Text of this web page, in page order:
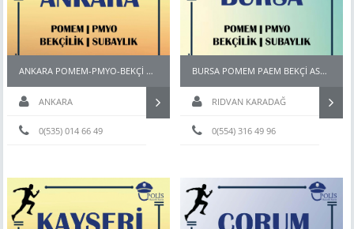
ANKARA POMEM-PMYO-BEKÇİ HAZIRLIK KURSU
ANKARA
0(535) 014 66 49
BURSA POMEM PAEM BEKÇİ ASTSUBAY HAZIRLIK KURSU
RIDVAN KARADAĞ
0(554) 316 49 96